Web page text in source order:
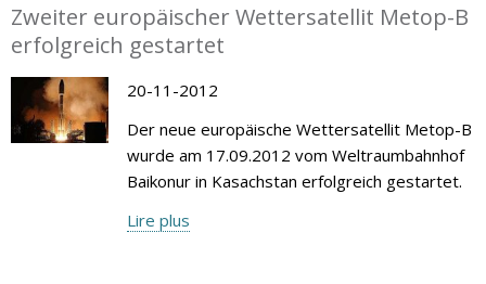
Zweiter europäischer Wettersatellit Metop-B
erfolgreich gestartet
20-11-2012
Der neue europäische Wettersatellit Metop-B
wurde am 17.09.2012 vom Weltraumbahnhof
Baikonur in Kasachstan erfolgreich gestartet.
Lire plus